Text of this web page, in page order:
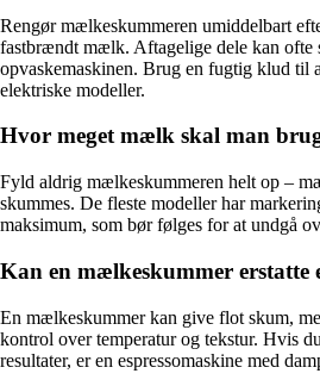
Rengør mælkeskummeren umiddelbart
fastbrændt mælk. Aftagelige dele kan ofte
opvaskemaskinen. Brug en fugtig klud til
elektriske modeller.
Hvor meget mælk skal man
Fyld aldrig mælkeskummeren helt op –
skummes. De fleste modeller har
maksimum, som bør følges for at undgå
Kan en mælkeskummer erstatte
En mælkeskummer kan give flot skum,
kontrol over temperatur og tekstur. Hvis
resultater, er en espressomaskine med